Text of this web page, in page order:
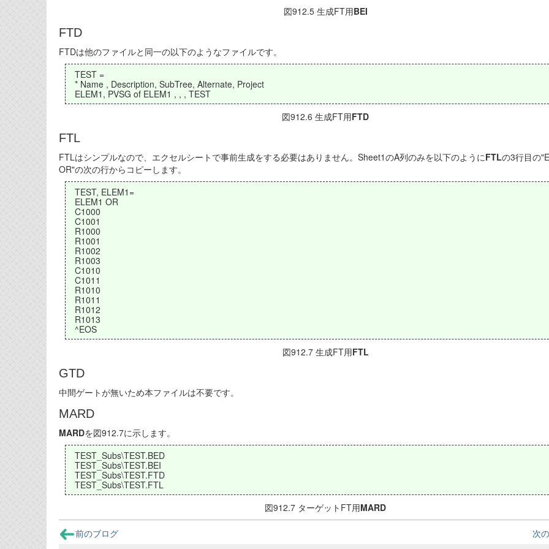
図912.5 生成FT用BEI
FTD
FTDは他のファイルと同一の以下のようなファイルです。
TEST =
* Name , Description, SubTree, Alternate, Project
ELEM1, PVSG of ELEM1 , , , TEST
図912.6 生成FT用FTD
FTL
FTLはシンプルなので、エクセルシートで事前生成をする必要はありません。Sheet1のA列のみを以下のようにFTLの3行目の
OR"の次の行からコピーします。
TEST, ELEM1=
ELEM1 OR
C1000
C1001
R1000
R1001
R1002
R1003
C1010
C1011
R1010
R1011
R1012
R1013
^EOS
図912.7 生成FT用FTL
GTD
中間ゲートが無いため本ファイルは不要です。
MARD
MARDを図912.7に示します。
TEST_Subs\TEST.BED
TEST_Subs\TEST.BEI
TEST_Subs\TEST.FTD
TEST_Subs\TEST.FTL
図912.7 ターゲットFT用MARD
前のブログ
次